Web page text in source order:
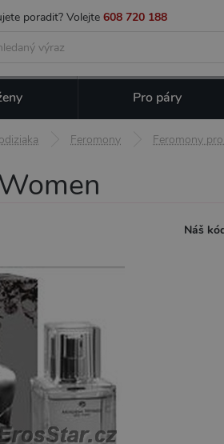
poradit? Volejte 608 720 188
Pro páry
Feromony Feromony
Náš